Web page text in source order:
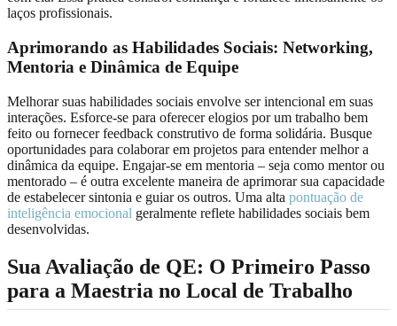
laços profissionais.
Aprimorando as Habilidades Sociais: Networking,
Mentoria e Dinâmica de Equipe
Melhorar suas habilidades sociais envolve ser intencional em suas
interações. Esforce-se para oferecer elogios por um trabalho bem
feito ou fornecer feedback construtivo de forma solidária. Busque
oportunidades para colaborar em projetos para entender melhor a
dinâmica da equipe. Engajar-se em mentoria – seja como mentor ou
mentorado – é outra excelente maneira de aprimorar sua capacidade
de estabelecer sintonia e guiar os outros. Uma alta pontuação de
inteligência emocional geralmente reflete habilidades sociais bem
desenvolvidas.
Sua Avaliação de QE: O Primeiro Passo
para a Maestria no Local de Trabalho